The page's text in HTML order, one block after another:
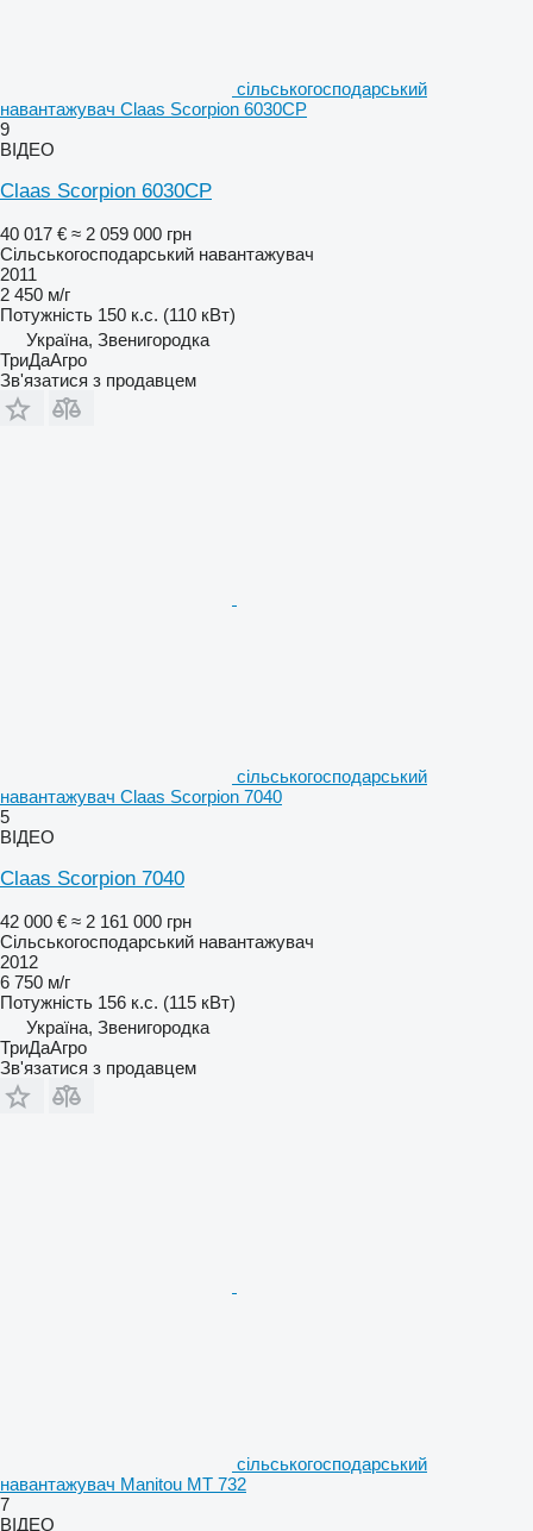
сільськогосподарський
навантажувач Claas Scorpion 6030CP
9
ВІДЕО
Claas Scorpion 6030CP
40 017 € ≈ 2 059 000 грн
Сільськогосподарський навантажувач
2011
2 450 м/г
Потужність 150 к.с. (110 кВт)
Україна, Звенигородка
ТриДаАгро
Зв'язатися з продавцем
сільськогосподарський
навантажувач Claas Scorpion 7040
5
ВІДЕО
Claas Scorpion 7040
42 000 € ≈ 2 161 000 грн
Сільськогосподарський навантажувач
2012
6 750 м/г
Потужність 156 к.с. (115 кВт)
Україна, Звенигородка
ТриДаАгро
Зв'язатися з продавцем
сільськогосподарський
навантажувач Manitou MT 732
7
ВІДЕО